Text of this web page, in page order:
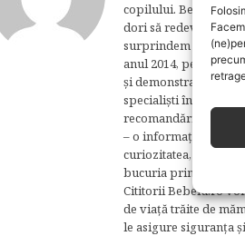
copilului. Bebelu
dori să redevină
surprindem şi să-i
anul 2014, pentru a
şi demonstra
specialişti în
recomandări şi
– o informaţie
curiozitatea, fie că
bucuria primelor
Cititorii Bebelu.ro
de viaţă trăite de
le asigure siguranţa